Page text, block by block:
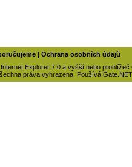
| Ochrana osobních údajů
Explorer 7.0 a vyšší nebo prohlížeč
práva vyhrazena. Používá